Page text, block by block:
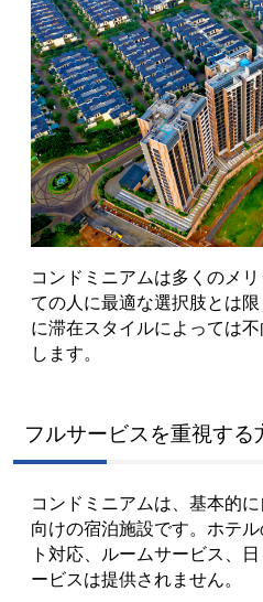
コンドミニアムは多くのメ
ての人に最適な選択肢とは
に滞在スタイルによっては
します。
フルサービスを重視する
コンドミニアムは、基本的
向けの宿泊施設です。ホテ
ト対応、ルームサービス、
ービスは提供されません。